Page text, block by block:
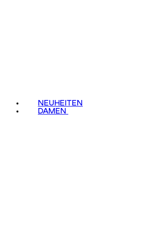
NEUHEITEN
DAMEN